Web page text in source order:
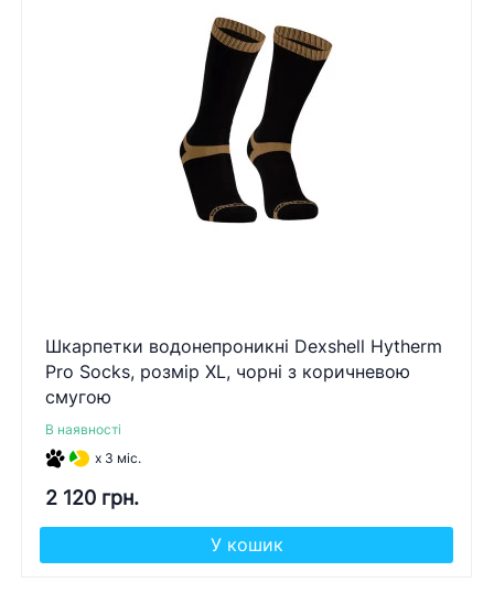
Шкарпетки водонепроникні Dexshell Hytherm
Pro Socks, розмір XL, чорні з коричневою
смугою
В наявності
x 3 міс.
2 120 грн.
У кошик